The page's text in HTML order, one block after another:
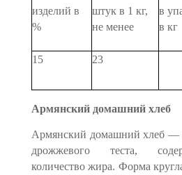
изделий в
%
штук в 1 кг,
не менее
в
в кг
15
23
Армянский домашний хлеб
Армянский домашний хлеб —
дрожжевого теста,
количество жира. Форма